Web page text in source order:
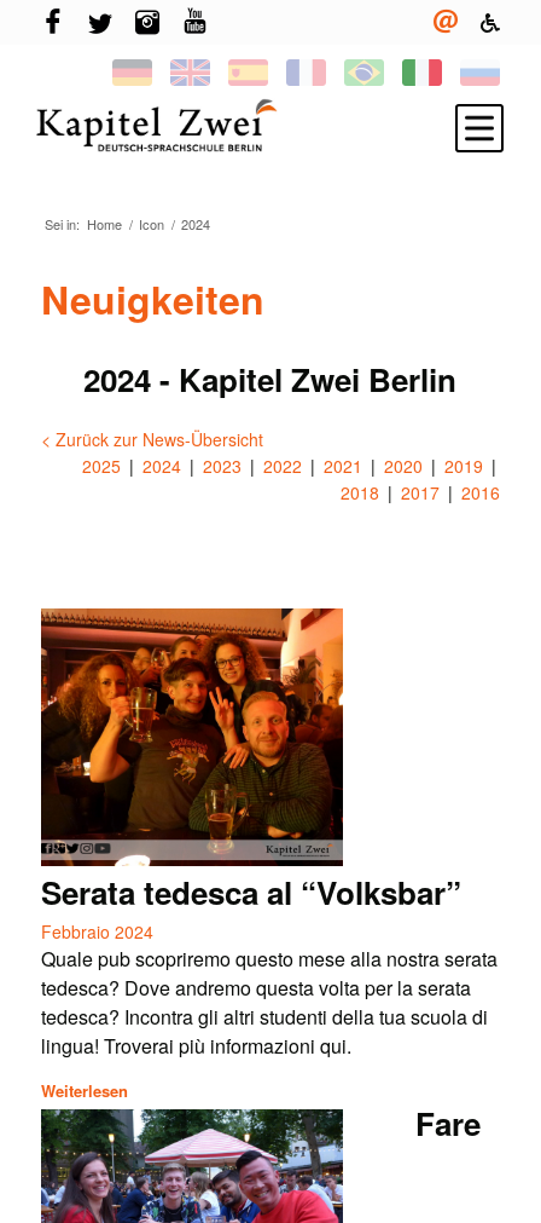
Iscriviti
Imparare il tedesco
TELC & TestDaF
Vita a Berlino
Novità
Sei in: Home / Icon / 2024
Neuigkeiten
2024 - Kapitel Zwei Berlin
< Zurück zur News-Übersicht
2025
2024 2023 2022 2021 2020
2019
2018
2017 2016
Serata tedesca al “Volksbar”
Febbraio 2024
Quale pub scopriremo questo mese alla nostra serata
tedesca? Dove andremo questa volta per la serata
tedesca? Incontra gli altri studenti della tua scuola di
lingua! Troverai più informazioni qui.
Weiterlesen
Fare